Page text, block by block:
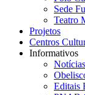
Sede
Teatro
Projetos
Centros
Informativos
Notícias
Editais